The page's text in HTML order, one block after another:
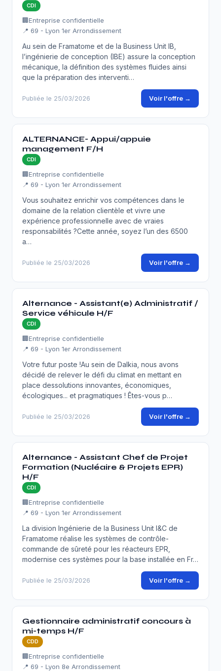
CDI
🏢Entreprise confidentielle
📍 69 - Lyon 1er Arrondissement
Au sein de Framatome et de la Business Unit IB,
l’ingénierie de conception (IBE) assure la conception
mécanique, la définition des systèmes fluides ainsi
que la préparation des interventi…
Publiée le 25/03/2026 Voir l'offre →
ALTERNANCE- Appui/appuie
management F/H
CDI
🏢Entreprise confidentielle
📍 69 - Lyon 1er Arrondissement
Vous souhaitez enrichir vos compétences dans le
domaine de la relation clientèle et vivre une
expérience professionnelle avec de vraies
responsabilités ?Cette année, soyez l’un des 6500
a…
Publiée le 25/03/2026 Voir l'offre →
Alternance - Assistant(e) Administratif /
Service véhicule H/F
CDI
🏢Entreprise confidentielle
📍 69 - Lyon 1er Arrondissement
Votre futur poste !Au sein de Dalkia, nous avons
décidé de relever le défi du climat en mettant en
place dessolutions innovantes, économiques,
écologiques... et pragmatiques ! Êtes-vous p…
Publiée le 25/03/2026 Voir l'offre →
Alternance - Assistant Chef de Projet
Formation (Nucléaire & Projets EPR)
H/F
CDI
🏢Entreprise confidentielle
📍 69 - Lyon 1er Arrondissement
La division Ingénierie de la Business Unit I&C de
Framatome réalise les systèmes de contrôle-
commande de sûreté pour les réacteurs EPR,
modernise ces systèmes pour la base installée en Fr…
Publiée le 25/03/2026 Voir l'offre →
Gestionnaire administratif concours à
mi-temps H/F
CDD
🏢Entreprise confidentielle
📍 69 - Lyon 8e Arrondissement